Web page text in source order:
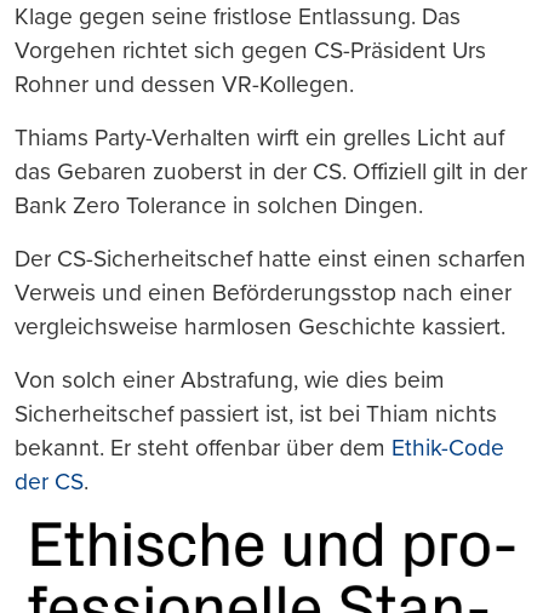
Klage gegen seine fristlose Entlassung. Das
Vorgehen richtet sich gegen CS-Präsident Urs
Rohner und dessen VR-Kollegen.
Thiams Party-Verhalten wirft ein grelles Licht auf
das Gebaren zuoberst in der CS. Offiziell gilt in der
Bank Zero Tolerance in solchen Dingen.
Der CS-Sicherheitschef hatte einst einen scharfen
Verweis und einen Beförderungsstop nach einer
vergleichsweise harmlosen Geschichte kassiert.
Von solch einer Abstrafung, wie dies beim
Sicherheitschef passiert ist, ist bei Thiam nichts
bekannt. Er steht offenbar über dem Ethik-Code
der CS.